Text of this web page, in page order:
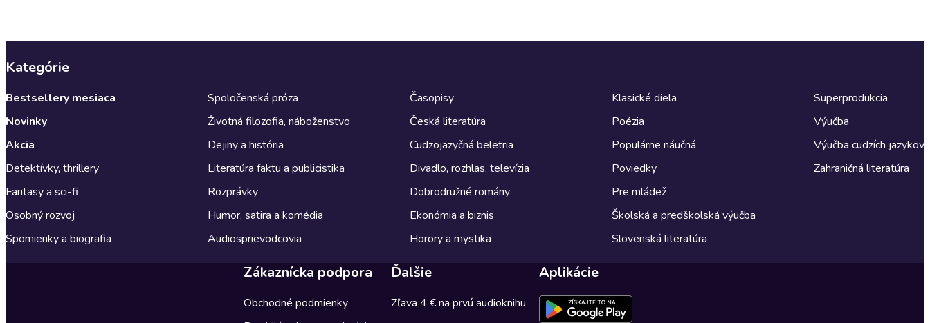
Kategórie
Bestsellery mesiaca
Novinky
Akcia
Detektívky, thrillery
Fantasy a sci-fi
Osobný rozvoj
Spomienky a biografia
Spoločenská próza
Životná filozofia, náboženstvo
Dejiny a história
Literatúra faktu a publicistika
Rozprávky
Humor, satira a komédia
Audiosprievodcovia
Časopisy
Česká literatúra
Cudzojazyčná beletria
Divadlo, rozhlas, televízia
Dobrodružné romány
Ekonómia a biznis
Horory a mystika
Klasické diela
Poézia
Populárne náučná
Poviedky
Pre mládež
Školská a predškolská výučba
Slovenská literatúra
Superprodukcia
Výučba
Výučba cudzích jazykov
Zahraničná literatúra
Zákaznícka podpora
Obchodné podmienky
Ďalšie
Zľava 4 € na prvú audioknihu
Aplikácie